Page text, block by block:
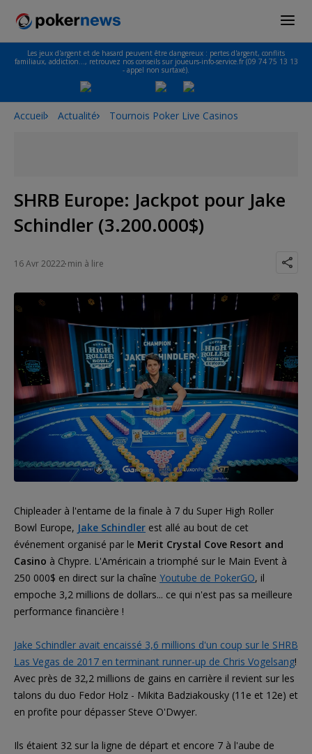
Les jeux d'argent et de hasard peuvent être dangereux : pertes d'argent, conflits
familiaux, addiction…, retrouvez nos conseils sur joueurs-info-service.fr (09 74 75 13 13
- appel non surtaxé).
Accueil Actualité Tournois Poker Live Casinos
SHRB Europe: Jackpot pour Jake
Schindler (3.200.000$)
16 Avr 20222 min à lire
Chipleader à l'entame de la finale à 7 du Super High Roller
Bowl Europe, Jake Schindler est allé au bout de cet
événement organisé par le Merit Crystal Cove Resort and
Casino à Chypre. L'Américain a triomphé sur le Main Event à
250 000$ en direct sur la chaîne Youtube de PokerGO, il
empoche 3,2 millions de dollars... ce qui n'est pas sa meilleure
performance financière !
Jake Schindler avait encaissé 3,6 millions d'un coup sur le SHRB
Las Vegas de 2017 en terminant runner-up de Chris Vogelsang!
Avec près de 32,2 millions de gains en carrière il revient sur les
talons du duo Fedor Holz - Mikita Badziakousky (11e et 12e) et
en profite pour dépasser Steve O'Dwyer.
Ils étaient 32 sur la ligne de départ et encore 7 à l'aube de